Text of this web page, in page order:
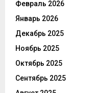
Февраль 2026
Январь 2026
Декабрь 2025
Ноябрь 2025
Октябрь 2025
Сентябрь 2025